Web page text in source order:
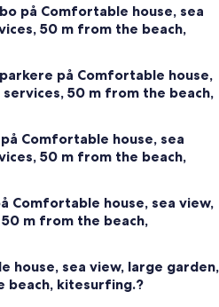
på Comfortable house, sea
50 m from the beach,
på Comfortable house,
50 m from the beach,
Comfortable house, sea
50 m from the beach,
Comfortable house, sea view,
m from the beach,
house, sea view, large garden,
beach, kitesurfing.?